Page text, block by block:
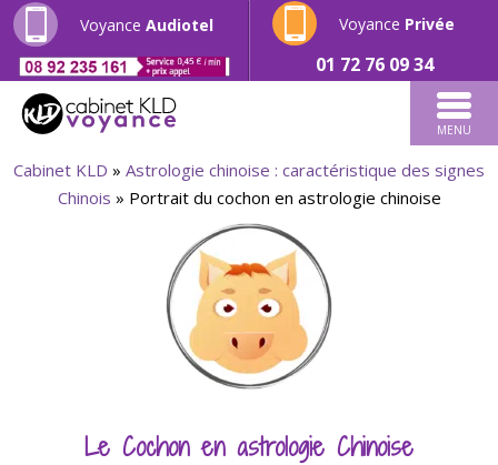
Voyance Audiotel Voyance Privée
01 72 76 09 34
MENU
Cabinet KLD » Astrologie chinoise : caractéristique des signes
Chinois » Portrait du cochon en astrologie chinoise
Le Cochon en astrologie Chinoise